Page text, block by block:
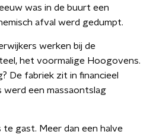
was in de buurt een
afval werd gedumpt.
werken bij de
het voormalige Hoogovens.
De fabriek zit in financieel
werd een massaontslag
te gast. Meer dan een halve